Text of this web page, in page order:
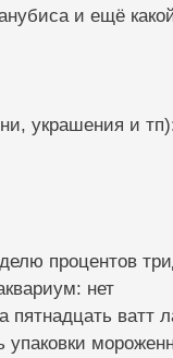
и ещё
украшения и
процентов
нет
ватт